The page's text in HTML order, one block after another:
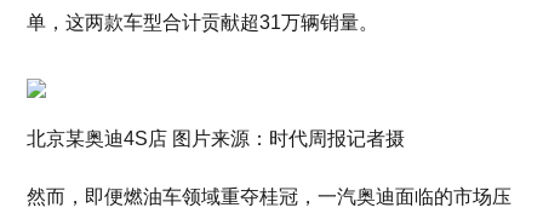
单，这两款车型合计贡献超31万辆销量。
北京某奥迪4S店 图片来源：时代周报记者摄
然而，即便燃油车领域重夺桂冠，一汽奥迪面临的市场压